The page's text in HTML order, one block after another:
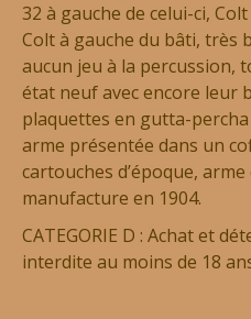
32 à gauche de celui-ci,
Colt à gauche du bâti, très
aucun jeu à la percussion,
état neuf avec encore leur
plaquettes en gutta-
arme présentée dans un
cartouches d’époque,
manufacture en 1904.
CATEGORIE D : Achat et
interdite au moins de 18